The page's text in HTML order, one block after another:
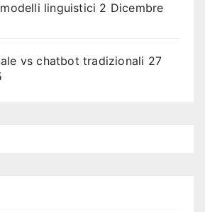
linguistici 2 Dicembre
vs chatbot tradizionali 27